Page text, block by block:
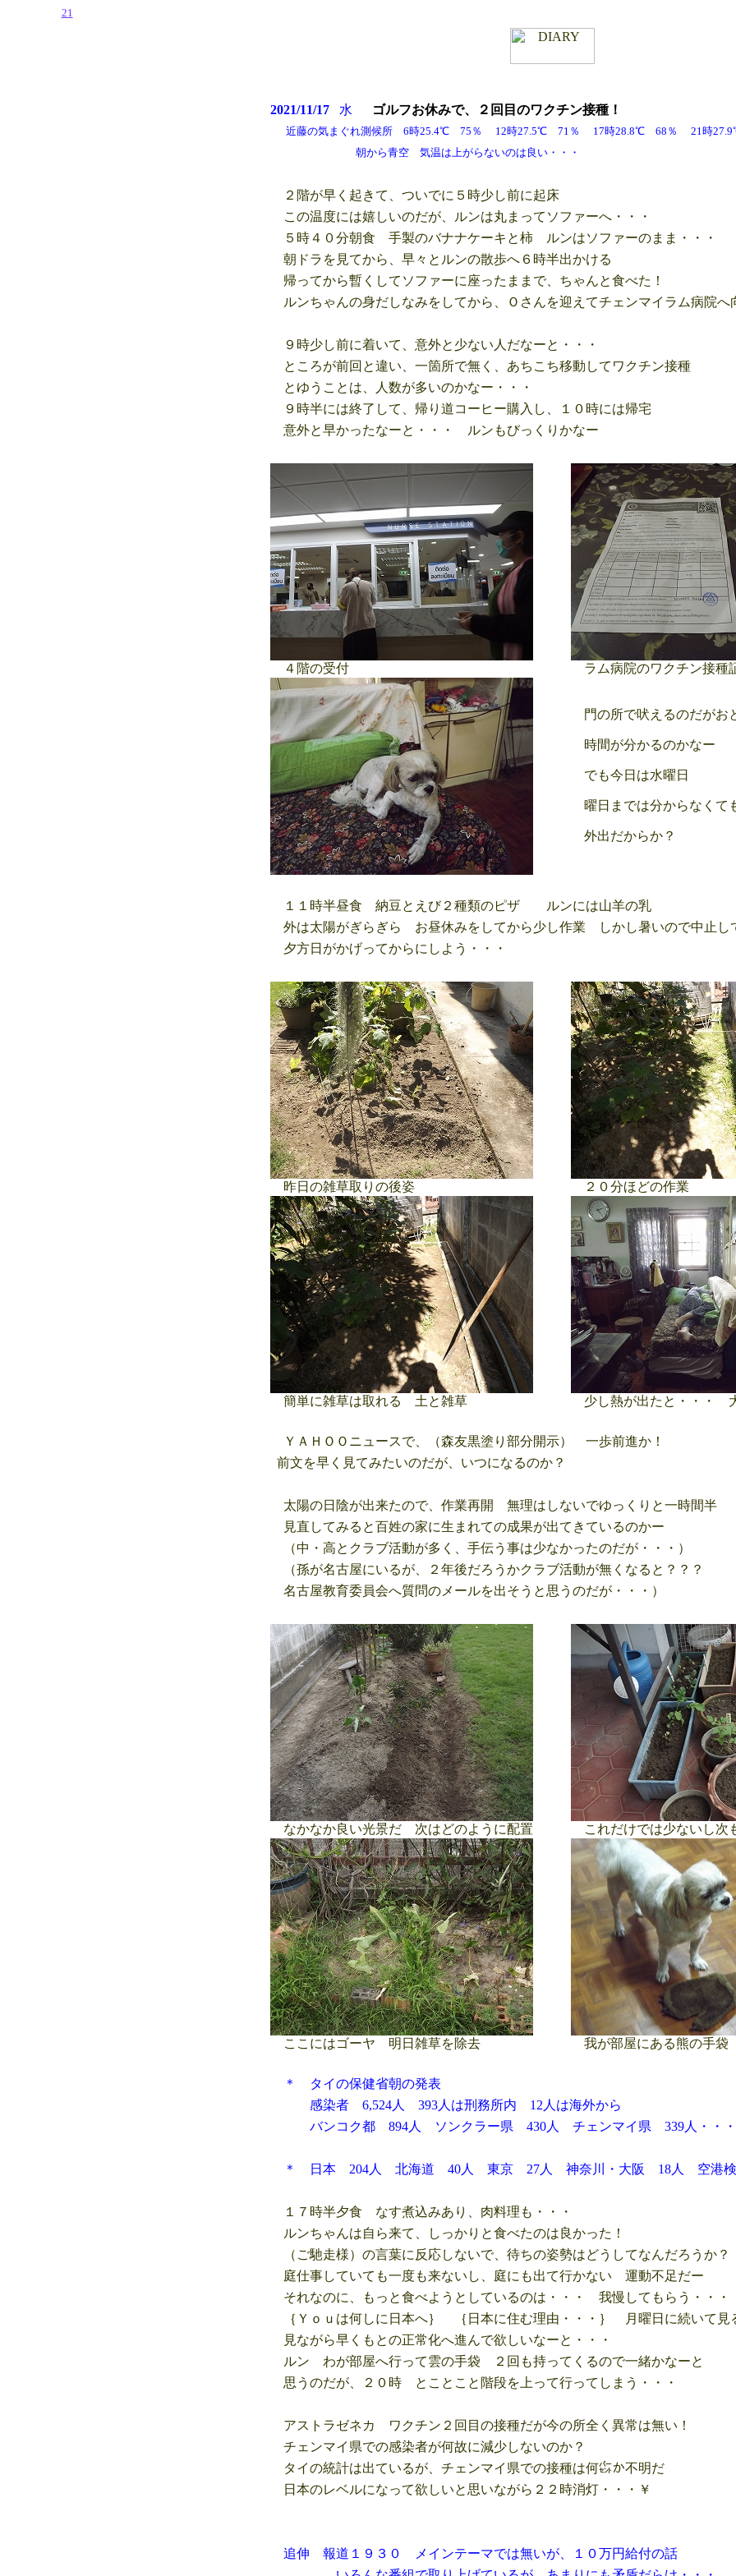
21
2021/11/17 水 ゴルフお休みで、２回目のワクチン接種！
近藤の気まぐれ測候所 6時25.4℃ 75％ 12時27.5℃ 71％ 17時28.8℃ 68％ 21時
朝から青空 気温は上がらないのは良い・・・
２階が早く起きて、ついでに５時少し前に起床
この温度には嬉しいのだが、ルンは丸まってソファーへ・・・
５時４０分朝食 手製のバナナケーキと柿 ルンはソファーのまま・・・
朝ドラを見てから、早々とルンの散歩へ６時半出かける
帰ってから暫くしてソファーに座ったままで、ちゃんと食べた！
ルンちゃんの身だしなみをしてから、Ｏさんを迎えてチェンマイラム病院へ
９時少し前に着いて、意外と少ない人だなーと・・・
ところが前回と違い、一箇所で無く、あちこち移動してワクチン接種
とゆうことは、人数が多いのかなー・・・
９時半には終了して、帰り道コーヒー購入し、１０時には帰宅
意外と早かったなーと・・・ ルンもびっくりかなー
４階の受付 ラム病院のワクチン接種
門の所で吠えるのだがお
時間が分かるのかなー
でも今日は水曜日
曜日までは分からなくて
外出だからか？
１１時半昼食 納豆とえび２種類のピザ ルンには山羊の乳
外は太陽がぎらぎら お昼休みをしてから少し作業 しかし暑いので中止し
夕方日がかげってからにしよう・・・
昨日の雑草取りの後姿 ２０分ほどの作業
簡単に雑草は取れる 土と雑草 少し熱が出たと・・・
ＹＡＨＯＯニュースで、（森友黒塗り部分開示） 一歩前進か！
前文を早く見てみたいのだが、いつになるのか？
太陽の日陰が出来たので、作業再開 無理はしないでゆっくりと一時間半
見直してみると百姓の家に生まれての成果が出てきているのかー
（中・高とクラブ活動が多く、手伝う事は少なかったのだが・・・）
（孫が名古屋にいるが、２年後だろうかクラブ活動が無くなると？？？
名古屋教育委員会へ質問のメールを出そうと思うのだが・・・）
なかなか良い光景だ 次はどのように配置 これだけでは少ないし次
ここにはゴーヤ 明日雑草を除去 我が部屋にある熊の手
＊ タイの保健省朝の発表
感染者 6,524人 393人は刑務所内 12人は海外から
バンコク都 894人 ソンクラー県 430人 チェンマイ県 339人・・・
＊ 日本 204人 北海道 40人 東京 27人 神奈川・大阪 18人 空
１７時半夕食 なす煮込みあり、肉料理も・・・
ルンちゃんは自ら来て、しっかりと食べたのは良かった！
（ご馳走様）の言葉に反応しないで、待ちの姿勢はどうしてなんだろうか？
庭仕事していても一度も来ないし、庭にも出て行かない 運動不足だー
それなのに、もっと食べようとしているのは・・・ 我慢してもらう・・・
｛Ｙｏｕは何しに日本へ｝ ｛日本に住む理由・・・｝ 月曜日に続いて見
見ながら早くもとの正常化へ進んで欲しいなーと・・・
ルン わが部屋へ行って雲の手袋 ２回も持ってくるので一緒かなーと
思うのだが、２０時 とことこと階段を上って行ってしまう・・・
アストラゼネカ ワクチン２回目の接種だが今の所全く異常は無い！
チェンマイ県での感染者が何故に減少しないのか？
タイの統計は出ているが、チェンマイ県での接種は何㌫か不明だ
日本のレベルになって欲しいと思いながら２２時消灯・・・￥
追伸 報道１９３０ メインテーマでは無いが、１０万円給付の話